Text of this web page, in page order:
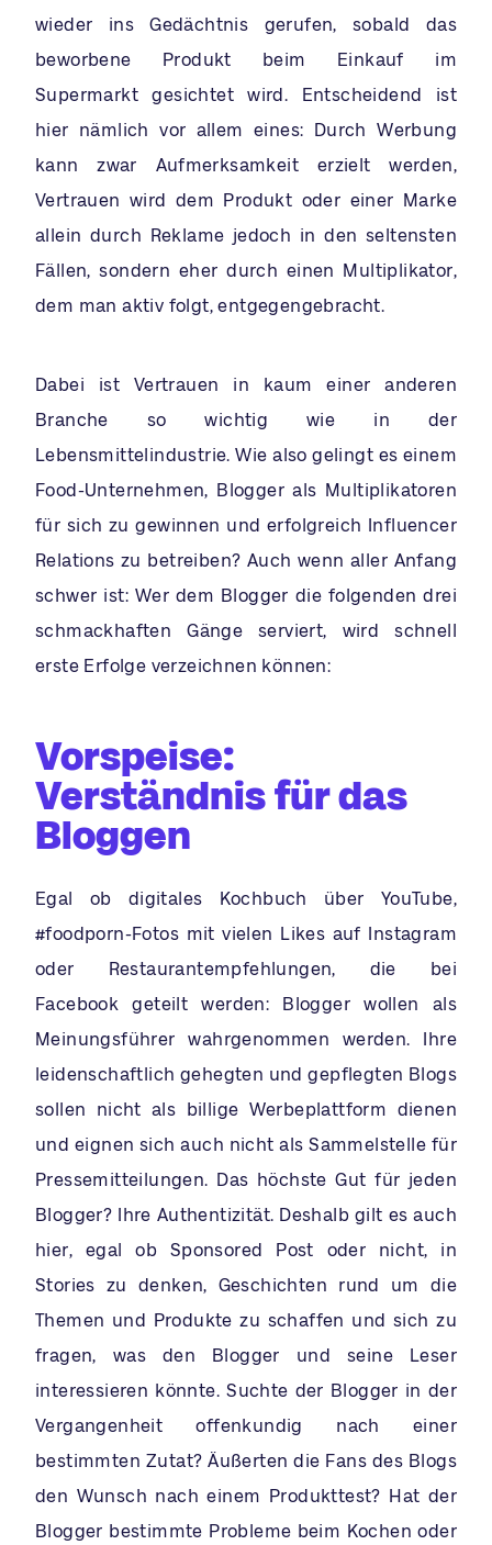
wieder ins Gedächtnis gerufen, sobald das
beworbene Produkt beim Einkauf im
Supermarkt gesichtet wird. Entscheidend ist
hier nämlich vor allem eines: Durch Werbung
kann zwar Aufmerksamkeit erzielt werden,
Vertrauen wird dem Produkt oder einer Marke
allein durch Reklame jedoch in den seltensten
Fällen, sondern eher durch einen Multiplikator,
dem man aktiv folgt, entgegengebracht.
Dabei ist Vertrauen in kaum einer anderen
Branche so wichtig wie in der
Lebensmittelindustrie. Wie also gelingt es einem
Food-Unternehmen, Blogger als Multiplikatoren
für sich zu gewinnen und erfolgreich Influencer
Relations zu betreiben? Auch wenn aller Anfang
schwer ist: Wer dem Blogger die folgenden drei
schmackhaften Gänge serviert, wird schnell
erste Erfolge verzeichnen können:
Vorspeise:
Verständnis für das
Bloggen
Egal ob digitales Kochbuch über YouTube,
#foodporn-Fotos mit vielen Likes auf Instagram
oder Restaurantempfehlungen, die bei
Facebook geteilt werden: Blogger wollen als
Meinungsführer wahrgenommen werden. Ihre
leidenschaftlich gehegten und gepflegten Blogs
sollen nicht als billige Werbeplattform dienen
und eignen sich auch nicht als Sammelstelle für
Pressemitteilungen. Das höchste Gut für jeden
Blogger? Ihre Authentizität. Deshalb gilt es auch
hier, egal ob Sponsored Post oder nicht, in
Stories zu denken, Geschichten rund um die
Themen und Produkte zu schaffen und sich zu
fragen, was den Blogger und seine Leser
interessieren könnte. Suchte der Blogger in der
Vergangenheit offenkundig nach einer
bestimmten Zutat? Äußerten die Fans des Blogs
den Wunsch nach einem Produkttest? Hat der
Blogger bestimmte Probleme beim Kochen oder